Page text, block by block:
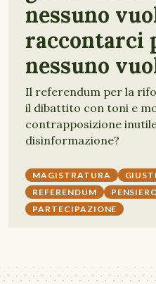
nessuno
raccontarci
nessuno
Il referendum per la
il dibattito con toni e
contrapposizione
disinformazione?
MAGISTRATURA
REFERENDUM
PARTECIPAZIONE